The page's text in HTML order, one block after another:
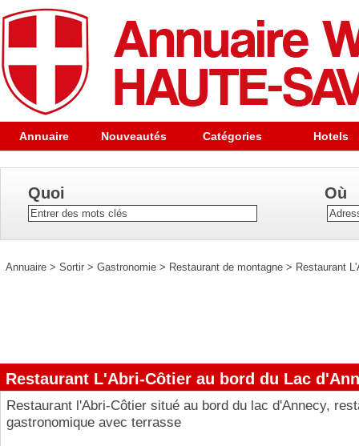
Annuaire Nouveautés Catégories Hotels
Quoi Où
Annuaire > Sortir > Gastronomie > Restaurant de montagne > Restaurant
Restaurant L'Abri-Côtier au bord du Lac
Restaurant l'Abri-Côtier situé au bord du lac d'Annecy,
gastronomique avec terrasse